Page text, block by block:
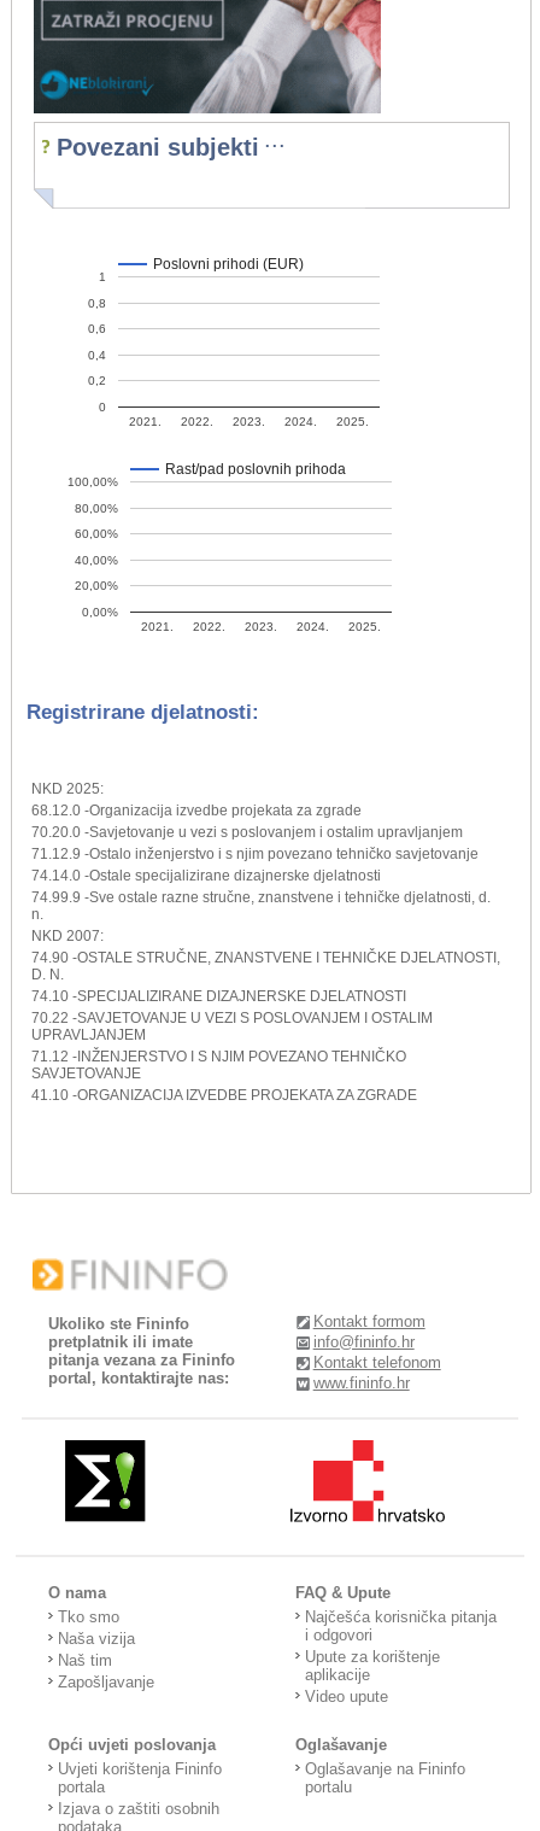
Povezani subjekti ...
Poslovni prihodi (EUR)
2021. 2022. 2023. 2024. 2025.
0
0,2
0,4
0,6
0,8
1
Rast/pad poslovnih prihoda
2021. 2022. 2023. 2024. 2025.
0,00%
20,00%
40,00%
60,00%
80,00%
100,00%
Registrirane djelatnosti:
NKD 2025:
68.12.0 -Organizacija izvedbe projekata za zgrade
70.20.0 -Savjetovanje u vezi s poslovanjem i ostalim upravljanjem
71.12.9 -Ostalo inženjerstvo i s njim povezano tehničko savjetovanje
74.14.0 -Ostale specijalizirane dizajnerske djelatnosti
74.99.9 -Sve ostale razne stručne, znanstvene i tehničke djelatnosti, d.
n.
NKD 2007:
74.90 -OSTALE STRUČNE, ZNANSTVENE I TEHNIČKE DJELATNOSTI,
D. N.
74.10 -SPECIJALIZIRANE DIZAJNERSKE DJELATNOSTI
70.22 -SAVJETOVANJE U VEZI S POSLOVANJEM I OSTALIM
UPRAVLJANJEM
71.12 -INŽENJERSTVO I S NJIM POVEZANO TEHNIČKO
SAVJETOVANJE
41.10 -ORGANIZACIJA IZVEDBE PROJEKATA ZA ZGRADE
Ukoliko ste Fininfo
pretplatnik ili imate
pitanja vezana za Fininfo
portal, kontaktirajte nas:
Kontakt formom
info@fininfo.hr
Kontakt telefonom
www.fininfo.hr
O nama
Tko smo
Naša vizija
Naš tim
Zapošljavanje
FAQ & Upute
Najčešća korisnička pitanja
i odgovori
Upute za korištenje
aplikacije
Video upute
Opći uvjeti poslovanja
Uvjeti korištenja Fininfo
portala
Izjava o zaštiti osobnih
podataka
Oglašavanje
Oglašavanje na Fininfo
portalu